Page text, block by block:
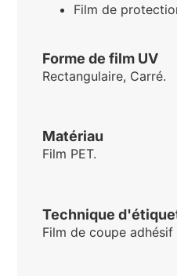
Film de
Forme de film UV
Rectangulaire, Carré.
Matériau
Film PET.
Technique
Film de coupe adhésif